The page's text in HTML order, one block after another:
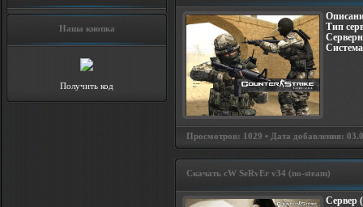
Наша кнопка
Получить код
Тип
Просмотров: 1029 • Дата добавления:
Скачать cW SeRvEr v34 (no-steam)
Сервер